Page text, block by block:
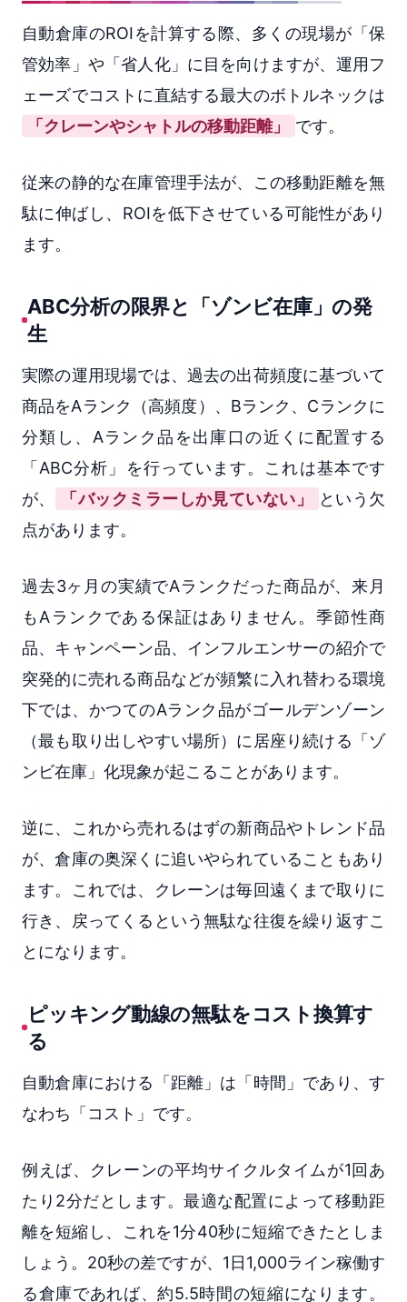
自動倉庫のROIを計算する際、多くの現場が「保
管効率」や「省人化」に目を向けますが、運用フ
ェーズでコストに直結する最大のボトルネックは
「クレーンやシャトルの移動距離」
です。
従来の静的な在庫管理手法が、この移動距離を無
駄に伸ばし、ROIを低下させている可能性があり
ます。
ABC分析の限界と「ゾンビ在庫」の発
生
実際の運用現場では、過去の出荷頻度に基づいて
商品をAランク（高頻度）、Bランク、Cランクに
分類し、Aランク品を出庫口の近くに配置する
「ABC分析」を行っています。これは基本です
が、
「バックミラーしか見ていない」
という欠
点があります。
過去3ヶ月の実績でAランクだった商品が、来月
もAランクである保証はありません。季節性商
品、キャンペーン品、インフルエンサーの紹介で
突発的に売れる商品などが頻繁に入れ替わる環境
下では、かつてのAランク品がゴールデンゾーン
（最も取り出しやすい場所）に居座り続ける「ゾ
ンビ在庫」化現象が起こることがあります。
逆に、これから売れるはずの新商品やトレンド品
が、倉庫の奥深くに追いやられていることもあり
ます。これでは、クレーンは毎回遠くまで取りに
行き、戻ってくるという無駄な往復を繰り返すこ
とになります。
ピッキング動線の無駄をコスト換算す
る
自動倉庫における「距離」は「時間」であり、す
なわち「コスト」です。
例えば、クレーンの平均サイクルタイムが1回あ
たり2分だとします。最適な配置によって移動距
離を短縮し、これを1分40秒に短縮できたとしま
しょう。20秒の差ですが、1日1,000ライン稼働す
る倉庫であれば、約5.5時間の短縮になります。